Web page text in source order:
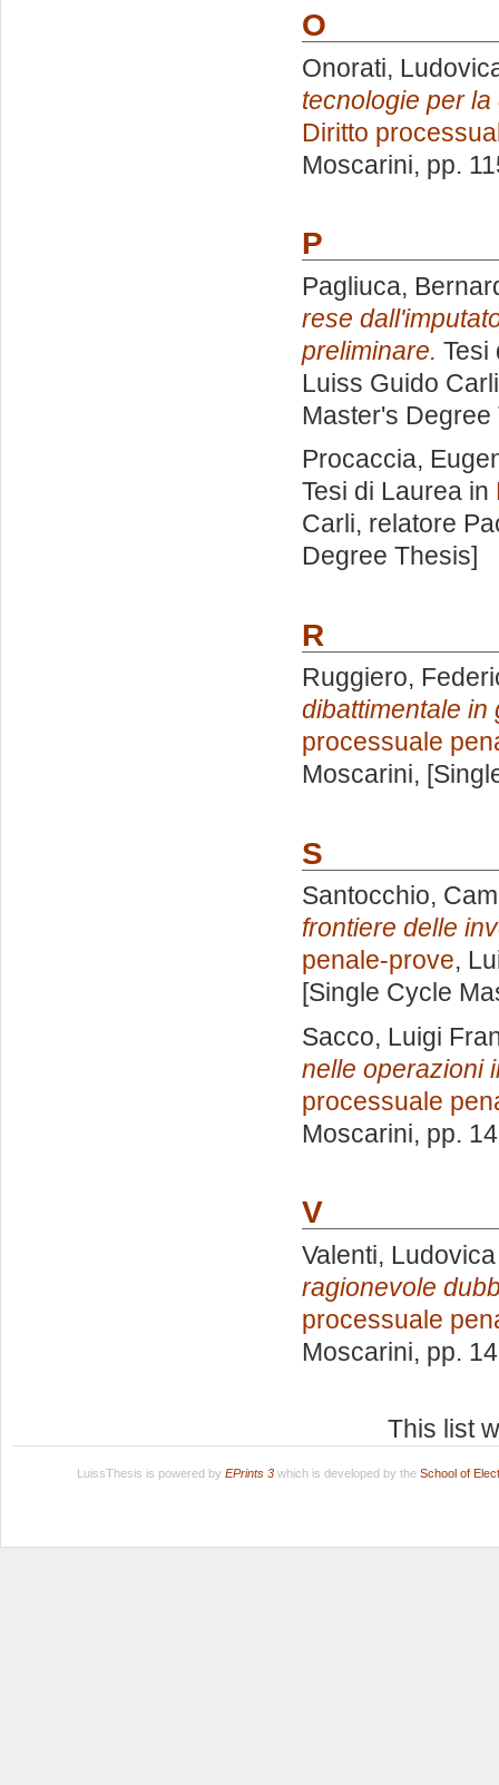
O
Onorati,
tecnologie per
Diritto
Moscarini, pp.
P
Pagliuca,
rese
preliminare. Tesi
Luiss Guido
Master's Degree
Procaccia,
Tesi di Laurea in
Carli, relatore
Degree Thesis]
R
Ruggiero,
dibattimentale in
processuale
Moscarini,
S
Santocchio,
frontiere delle
penale-prove,
[Single Cycle
Sacco, Luigi
nelle operazioni
processuale
Moscarini, pp.
V
Valenti, Ludovica
ragionevole
processuale
Moscarini, pp.
This list
LuissThesis is powered by EPrints 3which is developed by the School of